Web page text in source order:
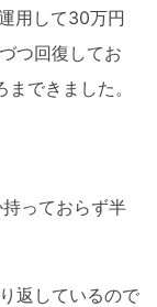
用して30万円
つ回復してお
できました。
っておらず半
返しているので